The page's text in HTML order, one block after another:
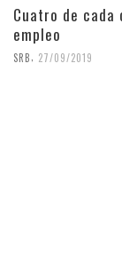
Cuatro de cada
empleo
SRB 27/09/2019